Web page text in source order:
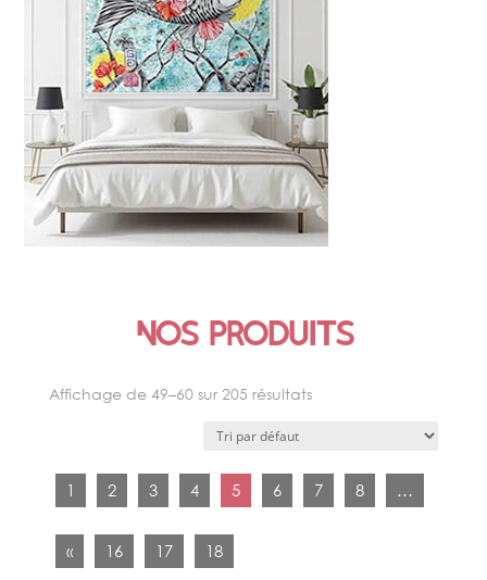
Nos produits
Affichage de 49–60 sur 205 résultats
1 2 3 4 5 6 7 8 …
« 16 17 18